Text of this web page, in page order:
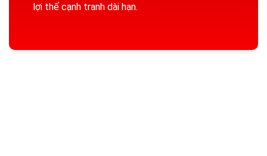
lợi thế cạnh tranh dài hạn.